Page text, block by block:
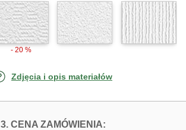
- 20 %
Zdjęcia i opis materiałów
3. CENA ZAMÓWIENIA:FOTOTAPETY